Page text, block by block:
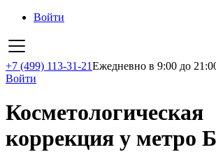
Войти
+7 (499) 113-31-21Ежедневно в 9:00 до
Войти
Косметологическая
коррекция у метро